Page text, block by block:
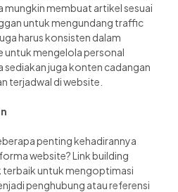
mungkin membuat artikel sesuai
untuk mengundang traffic
harus konsisten dalam
mengelola personal
sediakan juga konten cadangan
terjadwal di website.
penting kehadirannya
website? Link building
terbaik untuk mengoptimasi
penghubung atau referensi